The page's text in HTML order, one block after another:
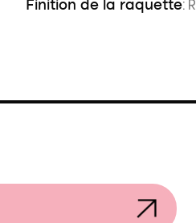
Finition de la raquette: